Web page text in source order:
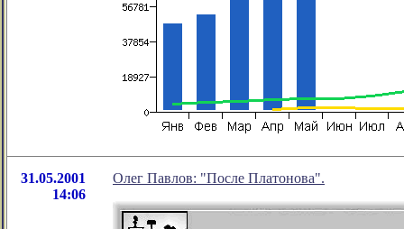
31.05.2001
14:06
Олег Павлов: "После Платонова".